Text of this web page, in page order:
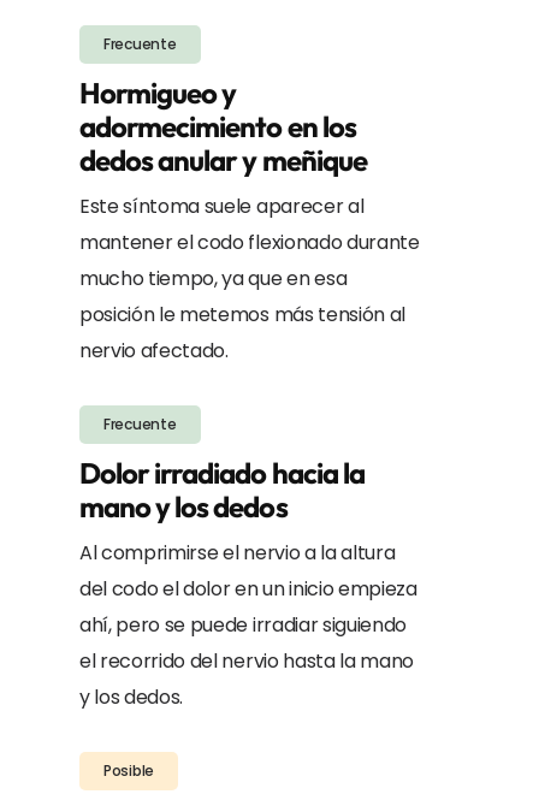
Frecuente
Hormigueo y
adormecimiento en los
dedos anular y meñique
Este síntoma suele aparecer al
mantener el codo flexionado durante
mucho tiempo, ya que en esa
posición le metemos más tensión al
nervio afectado.
Frecuente
Dolor irradiado hacia la
mano y los dedos
Al comprimirse el nervio a la altura
del codo el dolor en un inicio empieza
ahí, pero se puede irradiar siguiendo
el recorrido del nervio hasta la mano
y los dedos.
Posible